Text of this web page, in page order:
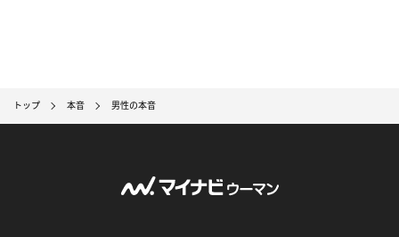
トップ 本音 男性の本音